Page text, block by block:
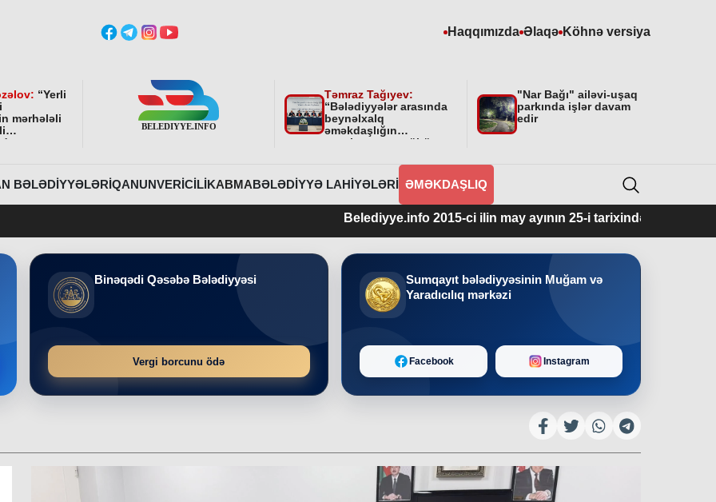
Haqqımızda Əlaqə Köhnə versiya
“Yerli
mərhələli
”
Təmraz Tağıyev:
“Bələdiyyələr arasında
beynəlxalq
əməkdaşlığın
qurulmasının mühüm
"Nar Bağı" ailəvi-uşaq
parkında işlər davam
edir
BƏLƏDIYYƏLƏRIQANUNVERICILIKABMABƏLƏDIYYƏ LAHIYƏLƏRI ƏMƏKDAŞLIQ
Belediyye.info 2015-ci ilin may ayının 25-i tarixindən fəaliyyətdədir.
Binəqədi Qəsəbə Bələdiyyəsi
Vergi borcunu ödə
Sumqayıt bələdiyyəsinin Muğam və
Yaradıcılıq mərkəzi
Facebook Instagram